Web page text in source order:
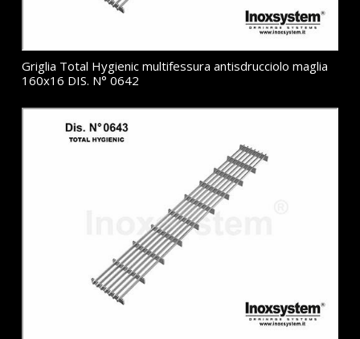
Griglia Total Hygienic multifessura antisdrucciolo maglia
160x16 DIS. N° 0642